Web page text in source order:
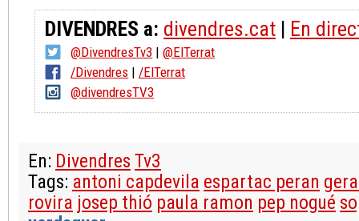
DIVENDRES a: divendres.cat | En
@DivendresTv3 |@ElTerrat
/Divendres |/ElTerrat
@divendresTV3
En: Divendres Tv3
Tags: antoni capdevila espartac peran
rovira josep thió paula ramon pep nogué